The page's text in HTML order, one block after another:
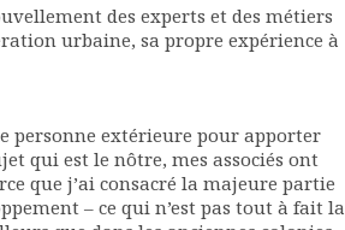
des experts et des métiers
urbaine, sa propre expérience à
personne extérieure pour apporter
qui est le nôtre, mes associés ont
que j’ai consacré la majeure partie
– ce qui n’est pas tout à fait la